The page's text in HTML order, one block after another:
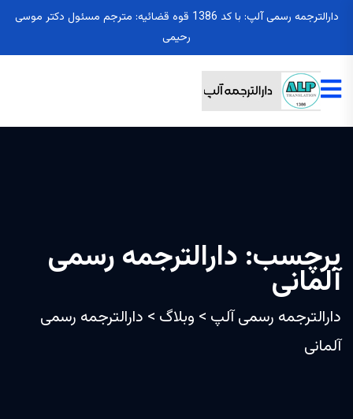
دارالترجمه رسمی آلپ: با کد 1386 قوه قضائیه: مترجم مسئول دکتر موسی
رحیمی
برچسب: دارالترجمه رسمی
آلمانی
دارالترجمه رسمی آلپ > وبلاگ > دارالترجمه رسمی
آلمانی